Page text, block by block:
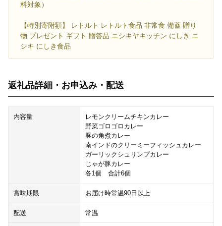
料対象）
【特別寄附額】 レトルト レトルト食品 非常食 備蓄 贈り
物 プレゼント ギフト 贈答品 ニシキヤキッチン にしき ニ
シキ にしき食品
返礼品詳細・お申込み・配送
内容量
レモンクリームチキンカレー
野菜ゴロゴロカレー
豚の角煮カレー
南インドのクリーミーフィッシュカレー
ガーリックシュリンプカレー
じゃが豚カレー
各1個 合計6個
賞味期限 お届け時常温90日以上
配送 常温